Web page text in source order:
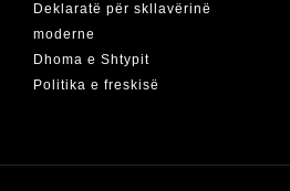
Deklaratë për skllavërinë
moderne
Dhoma e Shtypit
Politika e freskisë